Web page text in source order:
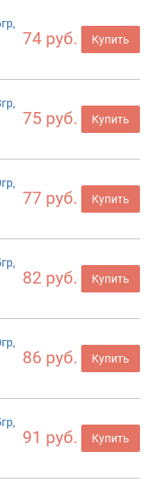
74 руб. Купить
75 руб. Купить
77 руб. Купить
82 руб. Купить
86 руб. Купить
91 руб. Купить